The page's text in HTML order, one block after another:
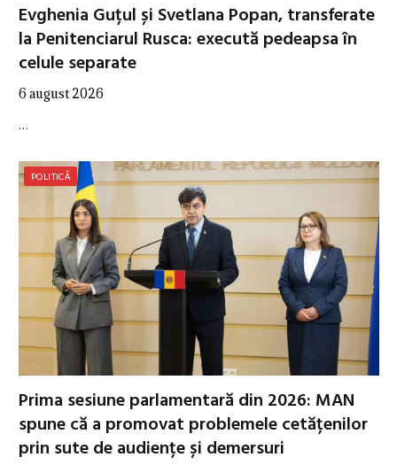
Evghenia Guțul și Svetlana Popan, transferate
la Penitenciarul Rusca: execută pedeapsa în
celule separate
6 august 2026
…
POLITICĂ
Prima sesiune parlamentară din 2026: MAN
spune că a promovat problemele cetățenilor
prin sute de audiențe și demersuri